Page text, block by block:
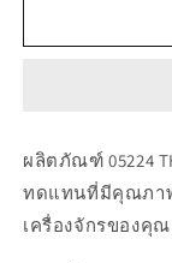
05224
Atom
ผลิตภัณฑ์ 05224
ทดแทนที่มีคุณภา
เครื่องจักรของคุณ